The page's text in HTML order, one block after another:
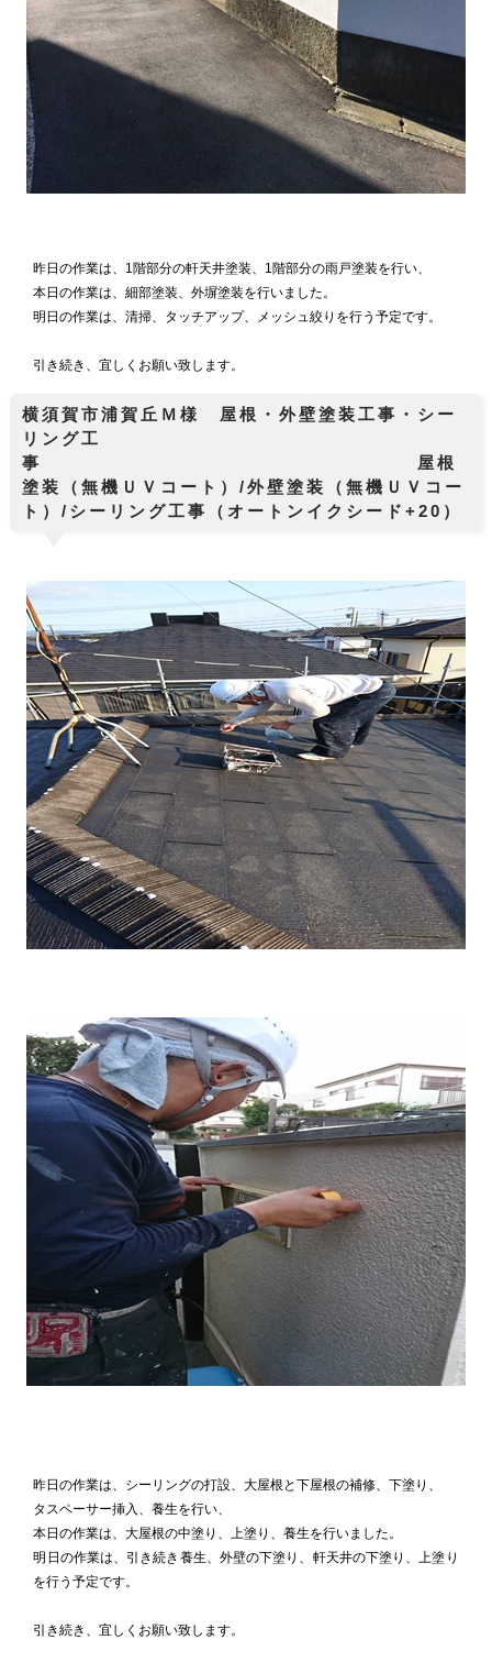
昨日の作業は、1階部分の軒天井塗装、1階部分の雨戸塗装を行い、
本日の作業は、細部塗装、外塀塗装を行いました。
明日の作業は、清掃、タッチアップ、メッシュ絞りを行う予定です。
引き続き、宜しくお願い致します。
横須賀市浦賀丘Ｍ様 屋根・外壁塗装工事・シー
リング工
事 屋根
塗装（無機ＵＶコート）/外壁塗装（無機ＵＶコー
ト）/シーリング工事（オートンイクシード+20）
昨日の作業は、シーリングの打設、大屋根と下屋根の補修、下塗り、
タスペーサー挿入、養生を行い、
本日の作業は、大屋根の中塗り、上塗り、養生を行いました。
明日の作業は、引き続き養生、外壁の下塗り、軒天井の下塗り、上塗り
を行う予定です。
引き続き、宜しくお願い致します。